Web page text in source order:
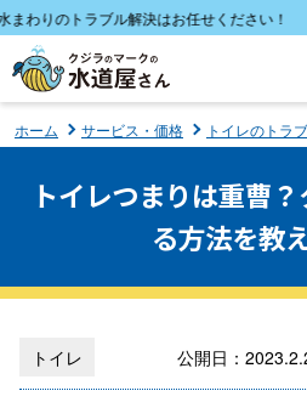
のトラブル解決はお任せください！
ホーム サービス・価格 トイレのトラ
トイレつまりは重曹
る方法を教
トイレ 公開日：